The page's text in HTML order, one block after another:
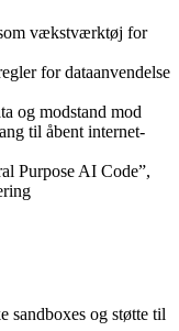
vækstværktøj for
for dataanvendelse
og modstand mod
til åbent internet-
Purpose AI Code”,
sandboxes og støtte til